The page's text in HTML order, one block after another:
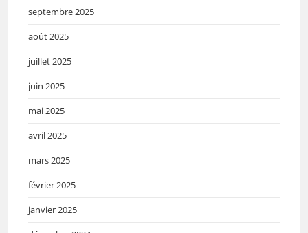
septembre 2025
août 2025
juillet 2025
juin 2025
mai 2025
avril 2025
mars 2025
février 2025
janvier 2025